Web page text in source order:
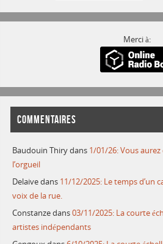
Merci à:
COMMENTAIRES
Baudouin Thirydans 1/01/26: Vous
l’orgueil
Delaivedans 11/12/2025: Le temps d’un
voix de la rue.
Constanzedans03/11/2025: La courte
artistes indépendants